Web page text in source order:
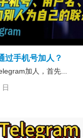
过手机号加人？
加人，首先...